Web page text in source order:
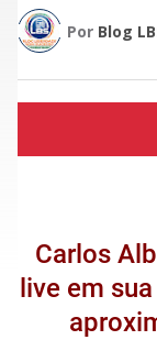
Por Blog
Carlos
live em